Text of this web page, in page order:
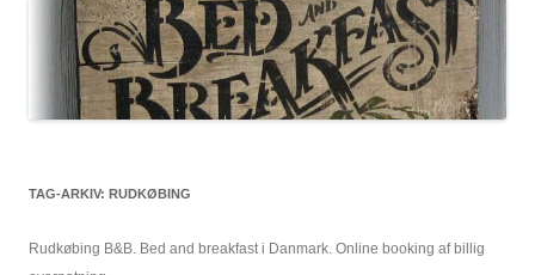
TAG-ARKIV: RUDKØBING
Rudkøbing B&B. Bed and breakfast i Danmark. Online booking af billig